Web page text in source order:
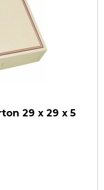
29 x 29 x 5